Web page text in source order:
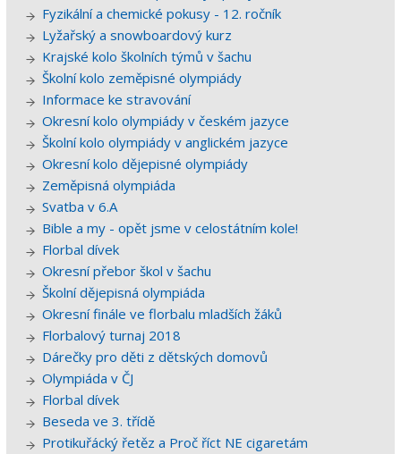
Fyzikální a chemické pokusy - 12. ročník
Lyžařský a snowboardový kurz
Krajské kolo školních týmů v šachu
Školní kolo zeměpisné olympiády
Informace ke stravování
Okresní kolo olympiády v českém jazyce
Školní kolo olympiády v anglickém jazyce
Okresní kolo dějepisné olympiády
Zeměpisná olympiáda
Svatba v 6.A
Bible a my - opět jsme v celostátním kole!
Florbal dívek
Okresní přebor škol v šachu
Školní dějepisná olympiáda
Okresní finále ve florbalu mladších žáků
Florbalový turnaj 2018
Dárečky pro děti z dětských domovů
Olympiáda v ČJ
Florbal dívek
Beseda ve 3. třídě
Protikuřácký řetěz a Proč říct NE cigaretám